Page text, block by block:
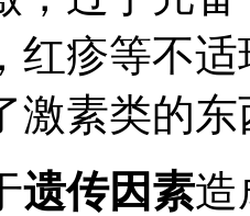
红疹等不
激素类的东
遗传因素造